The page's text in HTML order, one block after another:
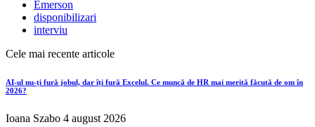
Emerson
disponibilizari
interviu
Cele mai recente articole
AI-ul nu-ți fură jobul, dar îți fură Excelul. Ce muncă de HR mai merită făcută de om în
2026?
Ioana Szabo 4 august 2026